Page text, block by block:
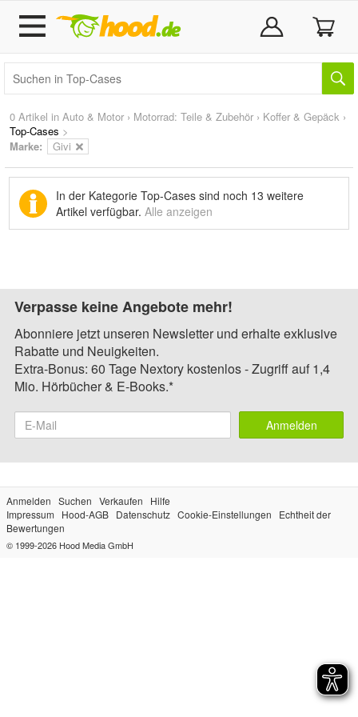
0 Artikel in Auto & Motor › Motorrad: Teile & Zubehör › Koffer & Gepäck ›
Top-Cases >
Marke: Givi
In der Kategorie Top-Cases sind noch 13 weitere
Artikel verfügbar. Alle anzeigen
Verpasse keine Angebote mehr!
Abonniere jetzt unseren Newsletter und erhalte exklusive
Rabatte und Neuigkeiten.
Extra-Bonus: 60 Tage Nextory kostenlos - Zugriff auf 1,4
Mio. Hörbücher & E-Books.*
Anmelden
Anmelden Suchen Verkaufen
Hilfe
Impressum
Hood-AGB Datenschutz Cookie-Einstellungen
Echtheit der
Bewertungen
© 1999-2026 Hood Media GmbH